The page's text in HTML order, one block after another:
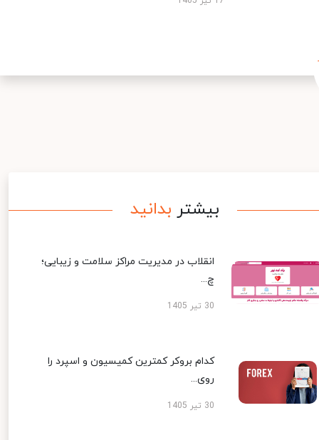
بیشتر بدانید
انقلاب در مدیریت مراکز سلامت و زیبایی؛
چ...
30 تیر 1405
کدام بروکر کمترین کمیسیون و اسپرد را
روی...
30 تیر 1405